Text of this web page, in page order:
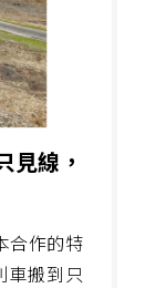
見線，
合作的特
車搬到只